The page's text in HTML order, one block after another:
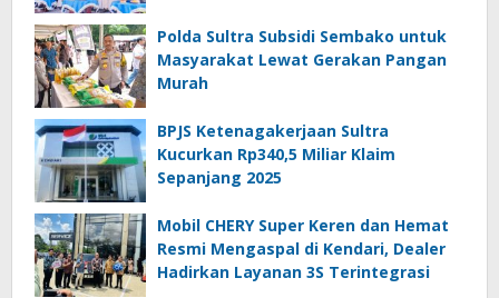
Polda Sultra Subsidi Sembako untuk
Masyarakat Lewat Gerakan Pangan
Murah
BPJS Ketenagakerjaan Sultra
Kucurkan Rp340,5 Miliar Klaim
Sepanjang 2025
Mobil CHERY Super Keren dan Hemat
Resmi Mengaspal di Kendari, Dealer
Hadirkan Layanan 3S Terintegrasi